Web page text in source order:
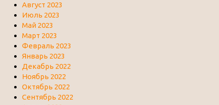
Август 2023
Июль 2023
Май 2023
Март 2023
Февраль 2023
Январь 2023
Декабрь 2022
Ноябрь 2022
Октябрь 2022
Сентябрь 2022